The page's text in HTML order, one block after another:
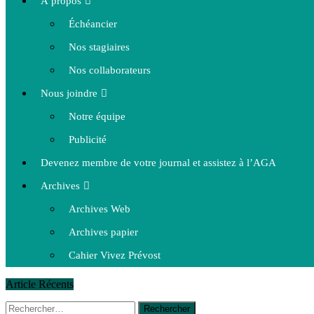
Échéancier
Nos stagiaires
Nos collaborateurs
Nous joindre
Notre équipe
Publicité
Devenez membre de votre journal et assistez à l’AGA
Archives
Archives Web
Archives papier
Cahier Vivez Prévost
Article Récents
14 octobre 2015
La course de boîtes à savon du club
Rechercher :